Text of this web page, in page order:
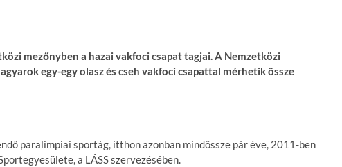
mezőnyben a hazai vakfoci csapat tagjai. A Nemzetközi
egy-egy olasz és cseh vakfoci csapattal mérhetik össze
paralimpiai sportág, itthon azonban mindössze pár éve, 2011-ben
a LÁSS szervezésében.